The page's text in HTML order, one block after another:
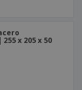
x 205 x 50